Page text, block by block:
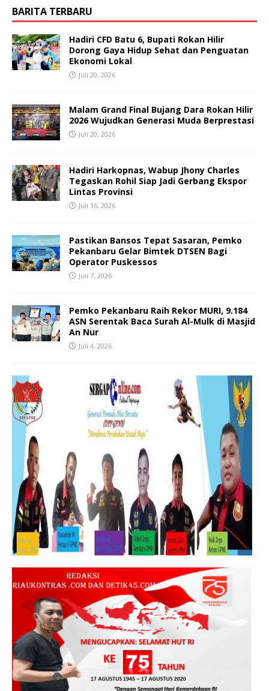
BARITA TERBARU
Hadiri CFD Batu 6, Bupati Rokan Hilir
Dorong Gaya Hidup Sehat dan Penguatan
Ekonomi Lokal
Juli 20, 2026
Malam Grand Final Bujang Dara Rokan Hilir
2026 Wujudkan Generasi Muda Berprestasi
Juli 20, 2026
Hadiri Harkopnas, Wabup Jhony Charles
Tegaskan Rohil Siap Jadi Gerbang Ekspor
Lintas Provinsi
Juli 16, 2026
Pastikan Bansos Tepat Sasaran, Pemko
Pekanbaru Gelar Bimtek DTSEN Bagi
Operator Puskessos
Juli 7, 2026
Pemko Pekanbaru Raih Rekor MURI, 9.184
ASN Serentak Baca Surah Al-Mulk di Masjid
An Nur
Juli 4, 2026